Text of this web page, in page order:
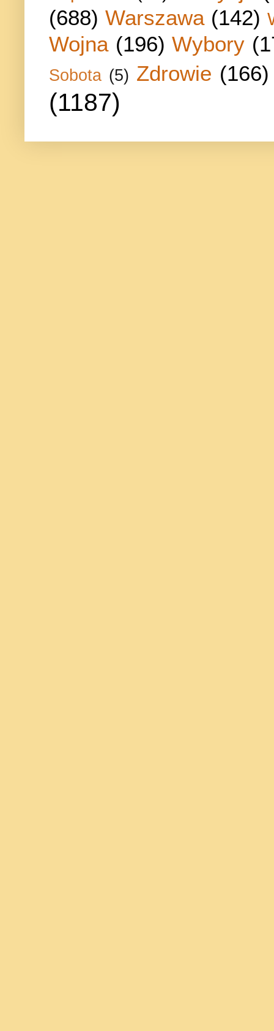
(688) Warszawa (142)
Wojna (196) Wybory
Sobota (5) Zdrowie (166)
(1187)